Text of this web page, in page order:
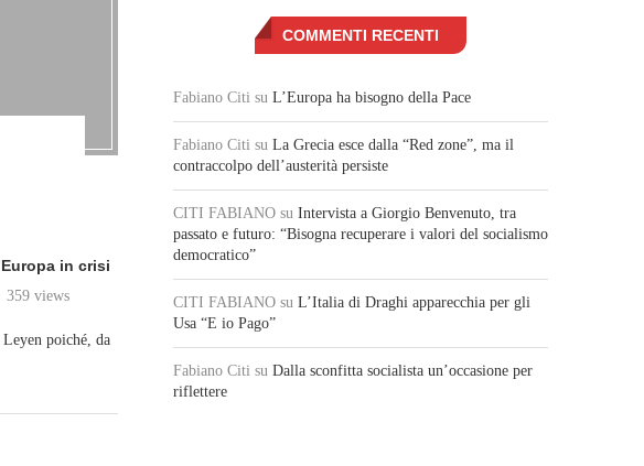
in crisi
359 views
poiché, da
COMMENTI RECENTI
Fabiano Citi su L’Europa ha bisogno della Pace
Fabiano Citi su La Grecia esce dalla “Red zone”, ma il
contraccolpo dell’austerità persiste
CITI FABIANO su Intervista a Giorgio Benvenuto, tra
passato e futuro: “Bisogna recuperare i valori del socialismo
democratico”
CITI FABIANO su L’Italia di Draghi apparecchia per gli
Usa “E io Pago”
Fabiano Citi su Dalla sconfitta socialista un’occasione per
riflettere